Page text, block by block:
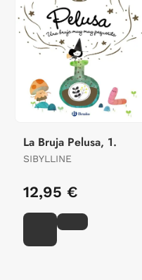
La Bruja Pelusa, 1.
SIBYLLINE
12,95 €